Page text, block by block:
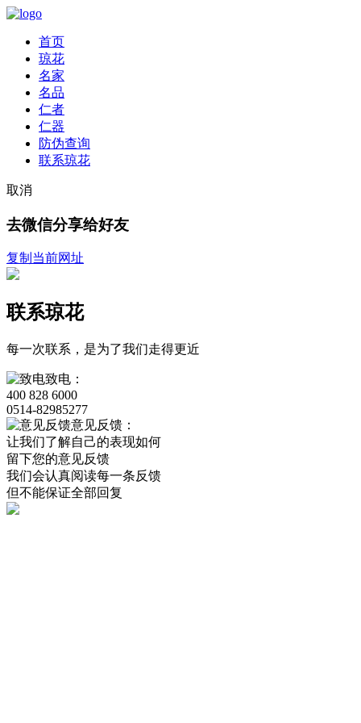
首页
琼花
名家
名品
仁者
仁器
防伪查询
联系琼花
取消
去微信分享给好友
复制当前网址
联系琼花
每一次联系，是为了我们走得更近
致电：
400 828 6000
0514-82985277
意见反馈：
让我们了解自己的表现如何
留下您的意见反馈
我们会认真阅读每一条反馈
但不能保证全部回复